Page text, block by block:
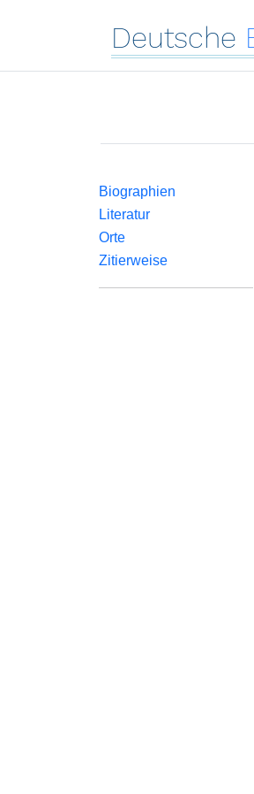
Deutsche
Biographien
Literatur
Orte
Zitierweise